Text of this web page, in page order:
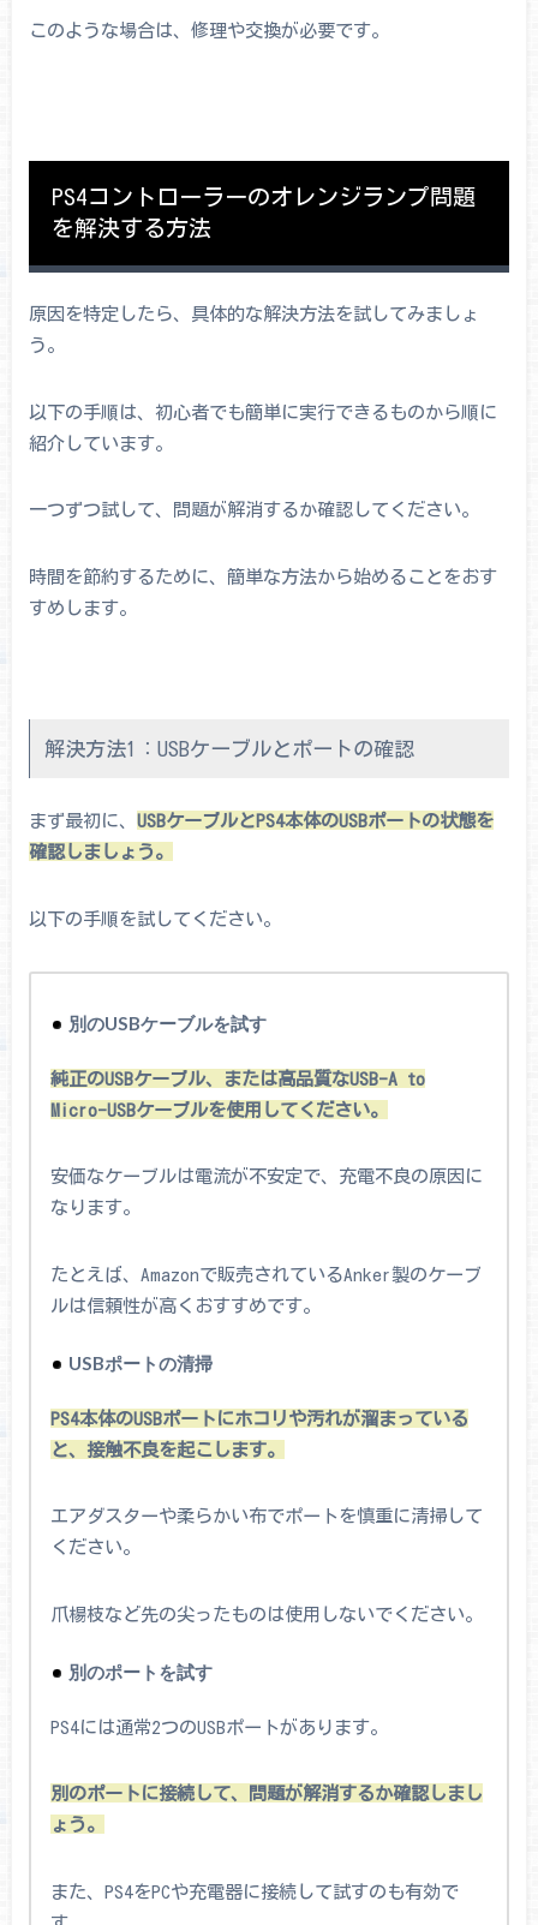
このような場合は、修理や交換が必要です。
PS4コントローラーのオレンジランプ問題
を解決する方法
原因を特定したら、具体的な解決方法を試してみましょ
う。
以下の手順は、初心者でも簡単に実行できるものから順に
紹介しています。
一つずつ試して、問題が解消するか確認してください。
時間を節約するために、簡単な方法から始めることをおす
すめします。
解決方法1：USBケーブルとポートの確認
まず最初に、 USBケーブルとPS4本体のUSBポートの状態を
確認しましょう。
以下の手順を試してください。
別のUSBケーブルを試す
純正のUSBケーブル、または高品質なUSB-A to
Micro-USBケーブルを使用してください。
安価なケーブルは電流が不安定で、充電不良の原因に
なります。
たとえば、Amazonで販売されているAnker製のケーブ
ルは信頼性が高くおすすめです。
USBポートの清掃
PS4本体のUSBポートにホコリや汚れが溜まっている
と、接触不良を起こします。
エアダスターや柔らかい布でポートを慎重に清掃して
ください。
爪楊枝など先の尖ったものは使用しないでください。
別のポートを試す
PS4には通常2つのUSBポートがあります。
別のポートに接続して、問題が解消するか確認しまし
ょう。
また、PS4をPCや充電器に接続して試すのも有効で